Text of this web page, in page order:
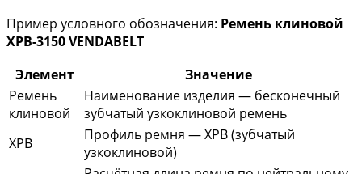
Пример условного обозначения: Ремень клиновой
XPB-3150 VENDABELT
Элемент
Значение
Ремень
клиновой
Наименование изделия — бесконечный
зубчатый узкоклиновой ремень
XPB
Профиль ремня — XPB (зубчатый
узкоклиновой)